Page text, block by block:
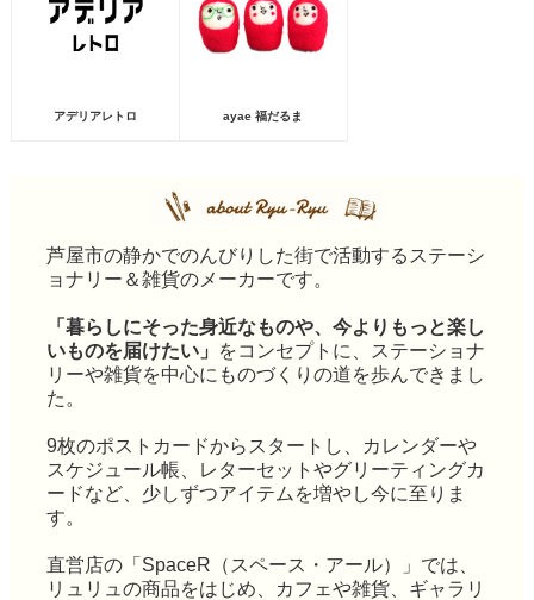
アデリアレトロ ayae 福だるま
芦屋市の静かでのんびりした街で活動するステーシ
ョナリー＆雑貨のメーカーです。
「暮らしにそった身近なものや、今よりもっと楽し
いものを届けたい」
をコンセプトに、ステーショナ
リーや雑貨を中心にものづくりの道を歩んできまし
た。
9枚のポストカードからスタートし、カレンダーや
スケジュール帳、レターセットやグリーティングカ
ードなど、少しずつアイテムを増やし今に至りま
す。
直営店の「SpaceR（スペース・アール）」では、
リュリュの商品をはじめ、カフェや雑貨、ギャラリ